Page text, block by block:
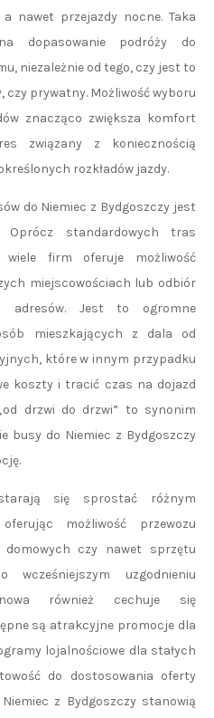
nawet przejazdy nocne. Taka
dopasowanie podróży do
niezależnie od tego, czy jest to
czy prywatny. Możliwość wyboru
znacząco zwiększa komfort
związany z koniecznością
rozkładów jazdy.
do Niemiec z Bydgoszczy jest
Oprócz standardowych tras
wiele firm oferuje możliwość
miejscowościach lub odbiór
adresów. Jest to ogromne
mieszkających z dala od
które w innym przypadku
koszty i tracić czas na dojazd
drzwi do drzwi” to synonim
busy do Niemiec z Bydgoszczy
się sprostać różnym
możliwość przewozu
domowych czy nawet sprzętu
wcześniejszym uzgodnieniu
również cechuje się
są atrakcyjne promocje dla
lojalnościowe dla stałych
do dostosowania oferty
z Bydgoszczy stanowią